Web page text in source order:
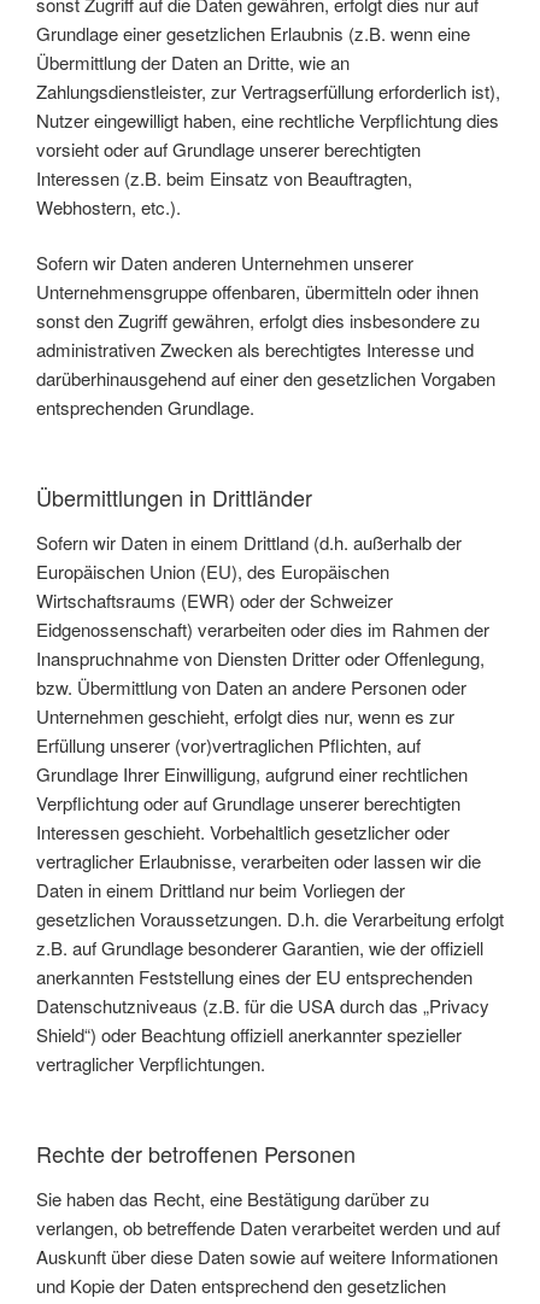
Grundlage einer gesetzlichen Erlaubnis (z.B. wenn eine
Übermittlung der Daten an Dritte, wie an
Zahlungsdienstleister, zur Vertragserfüllung erforderlich ist),
Nutzer eingewilligt haben, eine rechtliche Verpflichtung dies
vorsieht oder auf Grundlage unserer berechtigten
Interessen (z.B. beim Einsatz von Beauftragten,
Webhostern, etc.).
Sofern wir Daten anderen Unternehmen unserer
Unternehmensgruppe offenbaren, übermitteln oder ihnen
sonst den Zugriff gewähren, erfolgt dies insbesondere zu
administrativen Zwecken als berechtigtes Interesse und
darüberhinausgehend auf einer den gesetzlichen Vorgaben
entsprechenden Grundlage.
Übermittlungen in Drittländer
Sofern wir Daten in einem Drittland (d.h. außerhalb der
Europäischen Union (EU), des Europäischen
Wirtschaftsraums (EWR) oder der Schweizer
Eidgenossenschaft) verarbeiten oder dies im Rahmen der
Inanspruchnahme von Diensten Dritter oder Offenlegung,
bzw. Übermittlung von Daten an andere Personen oder
Unternehmen geschieht, erfolgt dies nur, wenn es zur
Erfüllung unserer (vor)vertraglichen Pflichten, auf
Grundlage Ihrer Einwilligung, aufgrund einer rechtlichen
Verpflichtung oder auf Grundlage unserer berechtigten
Interessen geschieht. Vorbehaltlich gesetzlicher oder
vertraglicher Erlaubnisse, verarbeiten oder lassen wir die
Daten in einem Drittland nur beim Vorliegen der
gesetzlichen Voraussetzungen. D.h. die Verarbeitung erfolgt
z.B. auf Grundlage besonderer Garantien, wie der offiziell
anerkannten Feststellung eines der EU entsprechenden
Datenschutzniveaus (z.B. für die USA durch das „Privacy
Shield“) oder Beachtung offiziell anerkannter spezieller
vertraglicher Verpflichtungen.
Rechte der betroffenen Personen
Sie haben das Recht, eine Bestätigung darüber zu
verlangen, ob betreffende Daten verarbeitet werden und auf
Auskunft über diese Daten sowie auf weitere Informationen
und Kopie der Daten entsprechend den gesetzlichen